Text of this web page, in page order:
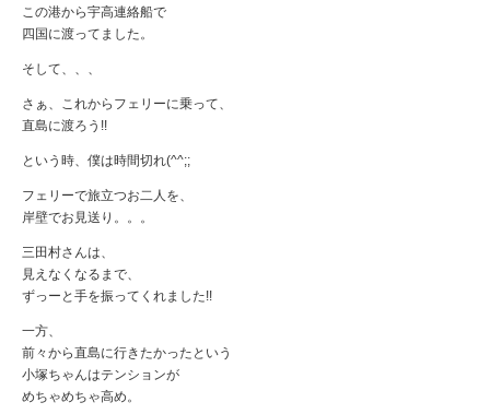
この港から宇高連絡船で
四国に渡ってました。
そして、、、
さぁ、これからフェリーに乗って、
直島に渡ろう!!
という時、僕は時間切れ(^^;;
フェリーで旅立つお二人を、
岸壁でお見送り。。。
三田村さんは、
見えなくなるまで、
ずっーと手を振ってくれました!!
一方、
前々から直島に行きたかったという
小塚ちゃんはテンションが
めちゃめちゃ高め。